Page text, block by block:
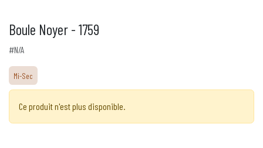
Boule Noyer - 1759
#N/A
Mi-Sec
Ce produit n'est plus disponible.